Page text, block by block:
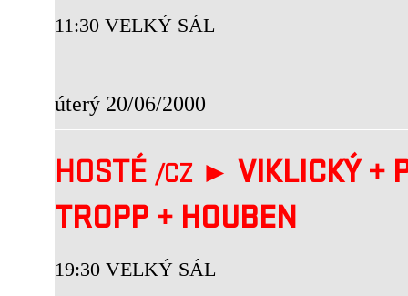
11:30 VELKÝ SÁL
úterý 20/06/2000
HOSTÉ /CZ ► VIKLICKÝ +
TROPP + HOUBEN
19:30 VELKÝ SÁL